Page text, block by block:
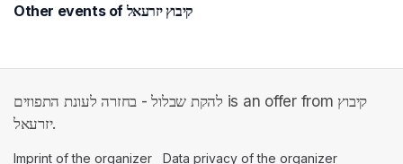
Other events of קיבוץ יזרעאל
להקת שבלול - בחזרה לעונת התפוזים is an offer from קיבוץ
יזרעאל.
Imprint of the organizer (opens in a new tab)
Data privacy of the organizer